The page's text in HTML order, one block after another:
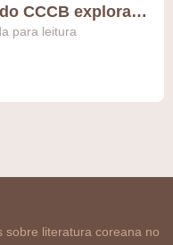
CCCB explora…
para leitura
sobre literatura coreana no